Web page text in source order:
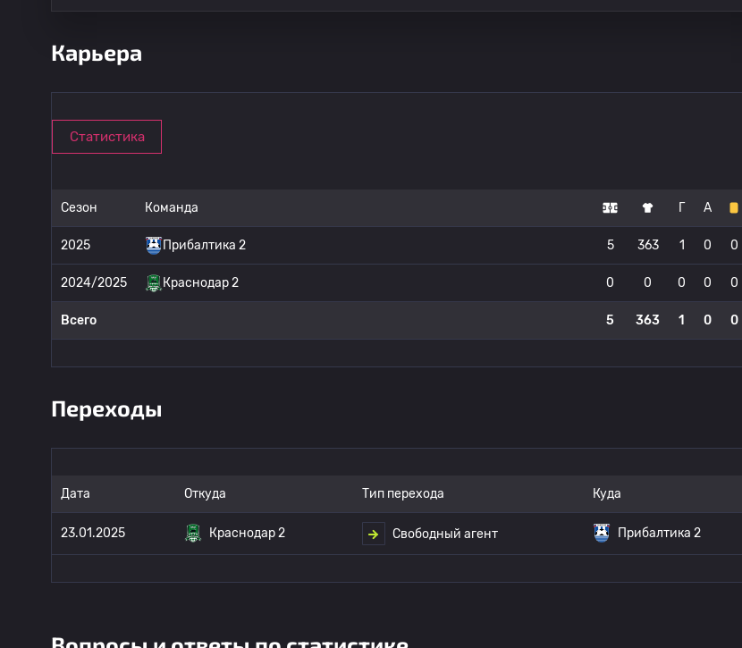
Карьера
Статистика
Сезон Команда Г А
2025 Прибалтика 2 5 363 1 0 0
2024/2025 Краснодар 2 0 0 0 0 0
Всего 5 363 1 0 0
Переходы
Дата Откуда Тип перехода Куда
23.01.2025 Краснодар 2 Свободный агент Прибалтика 2